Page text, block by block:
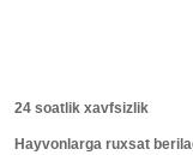
24 soatlik xavfsizlik
Hayvonlarga ruxsat